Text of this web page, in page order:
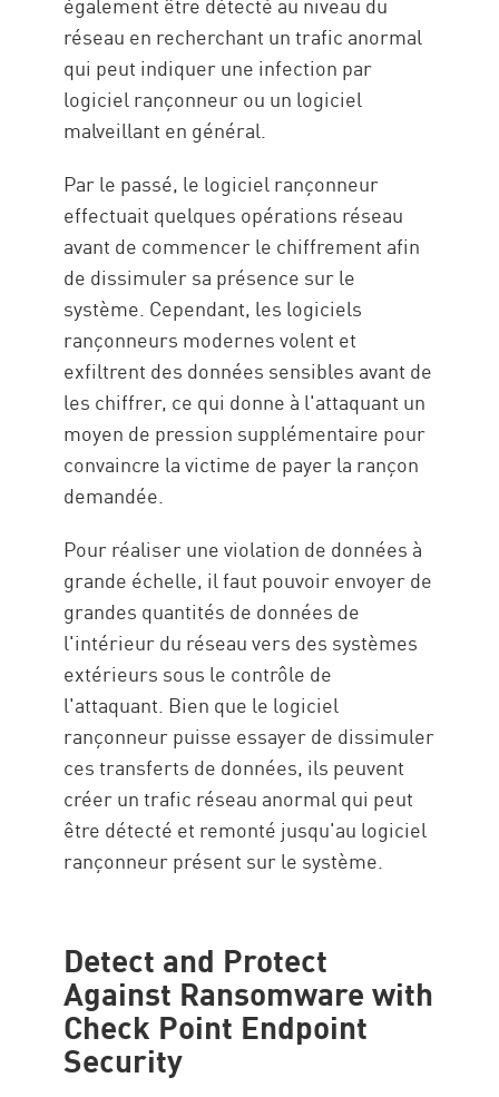
réseau en recherchant un trafic anormal
qui peut indiquer une infection par
logiciel rançonneur ou un logiciel
malveillant en général.
Par le passé, le logiciel rançonneur
effectuait quelques opérations réseau
avant de commencer le chiffrement afin
de dissimuler sa présence sur le
système. Cependant, les logiciels
rançonneurs modernes volent et
exfiltrent des données sensibles avant de
les chiffrer, ce qui donne à l'attaquant un
moyen de pression supplémentaire pour
convaincre la victime de payer la rançon
demandée.
Pour réaliser une violation de données à
grande échelle, il faut pouvoir envoyer de
grandes quantités de données de
l'intérieur du réseau vers des systèmes
extérieurs sous le contrôle de
l'attaquant. Bien que le logiciel
rançonneur puisse essayer de dissimuler
ces transferts de données, ils peuvent
créer un trafic réseau anormal qui peut
être détecté et remonté jusqu'au logiciel
rançonneur présent sur le système.
Detect and Protect
Against Ransomware with
Check Point Endpoint
Security